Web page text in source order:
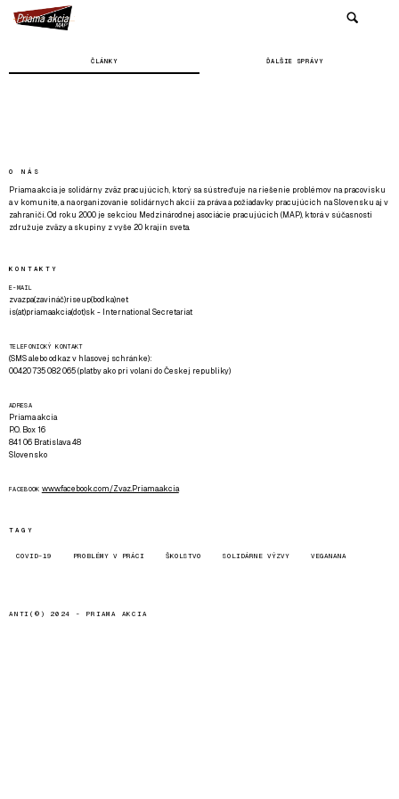
ČLÁNKY ĎALŠIE SPRÁVY
O NÁS
Priama akcia je solidárny zväz pracujúcich, ktorý sa sústreďuje na riešenie problémov na pracovisku
a v komunite, a na organizovanie solidárnych akcií za práva a požiadavky pracujúcich na Slovensku aj v
zahraničí. Od roku 2000 je sekciou Medzinárodnej asociácie pracujúcich (MAP), ktorá v súčasnosti
združuje zväzy a skupiny z vyše 20 krajín sveta.
KONTAKTY
E-MAIL
zvazpa(zavináč)riseup(bodka)net
is(at)priamaakcia(dot)sk - International Secretariat
TELEFONICKÝ KONTAKT
(SMS alebo odkaz v hlasovej schránke):
00420 735 082 065 (platby ako pri volaní do Českej republiky)
ADRESA
Priama akcia
P.O. Box 16
841 06 Bratislava 48
Slovensko
FACEBOOK www.facebook.com/Zvaz.Priama.akcia
TAGY
COVID-19 PROBLÉMY V PRÁCI ŠKOLSTVO SOLIDÁRNE VÝZVY VEGANANA
ANTI(©) 2024 - PRIAMA AKCIA